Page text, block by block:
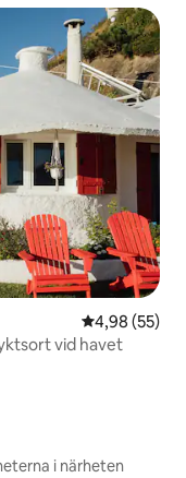
4,98 av 5 i
4,98 (55)
vid havet
i närheten